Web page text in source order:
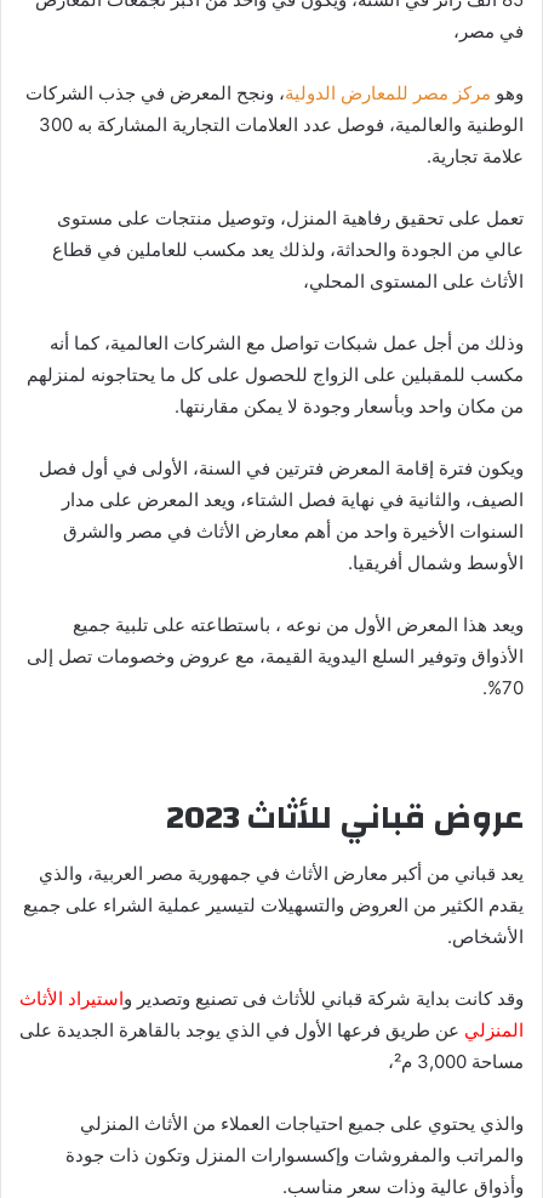
في مصر،
وهو مركز مصر للمعارض الدولية، ونجح المعرض في جذب الشركات
الوطنية والعالمية، فوصل عدد العلامات التجارية المشاركة به 300
علامة تجارية.
تعمل على تحقيق رفاهية المنزل، وتوصيل منتجات على مستوى
عالي من الجودة والحداثة، ولذلك يعد مكسب للعاملين في قطاع
الأثاث على المستوى المحلي،
وذلك من أجل عمل شبكات تواصل مع الشركات العالمية، كما أنه
مكسب للمقبلين على الزواج للحصول على كل ما يحتاجونه لمنزلهم
من مكان واحد وبأسعار وجودة لا يمكن مقارنتها.
ويكون فترة إقامة المعرض فترتين في السنة، الأولى في أول فصل
الصيف، والثانية في نهاية فصل الشتاء، ويعد المعرض على مدار
السنوات الأخيرة واحد من أهم معارض الأثاث في مصر والشرق
الأوسط وشمال أفريقيا.
ويعد هذا المعرض الأول من نوعه ، باستطاعته على تلبية جميع
الأذواق وتوفير السلع اليدوية القيمة، مع عروض وخصومات تصل إلى
70%.
عروض قباني للأثاث 2023
يعد قباني من أكبر معارض الأثاث في جمهورية مصر العربية، والذي
يقدم الكثير من العروض والتسهيلات لتيسير عملية الشراء على جميع
الأشخاص.
وقد كانت بداية شركة قباني للأثاث فى تصنيع وتصدير واستيراد الأثاث
المنزلي عن طريق فرعها الأول في الذي يوجد بالقاهرة الجديدة على
مساحة 3,000 م²،
والذي يحتوي على جميع احتياجات العملاء من الأثاث المنزلي
والمراتب والمفروشات وإكسسوارات المنزل وتكون ذات جودة
وأذواق عالية وذات سعر مناسب.